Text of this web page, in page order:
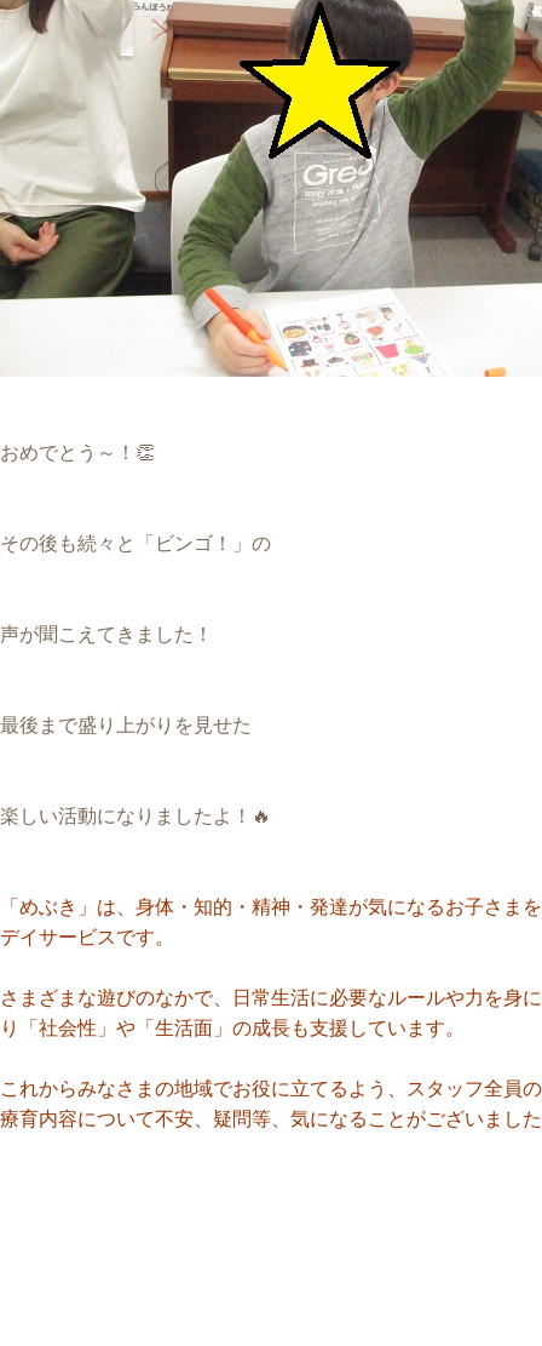
おめでとう～！👏
その後も続々と「ビンゴ！」の
声が聞こえてきました！
最後まで盛り上がりを見せた
楽しい活動になりましたよ！🔥
「めぶき」は、身体・知的・精神・発達が気になるお子さま
デイサービスです。
さまざまな遊びのなかで、日常生活に必要なルールや力を身
り「社会性」や「生活面」の成長も支援しています。
これからみなさまの地域でお役に立てるよう、スタッフ全員
療育内容について不安、疑問等、気になることがございまし